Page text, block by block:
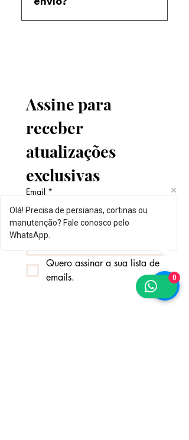
identificar o modelo correto.
Assine para
receber
atualizações
exclusivas
Email *
Quero assinar a sua lista de
emails.
Olá! Precisa de persianas, cortinas ou
manutenção? Fale conosco pelo
WhatsApp.
0